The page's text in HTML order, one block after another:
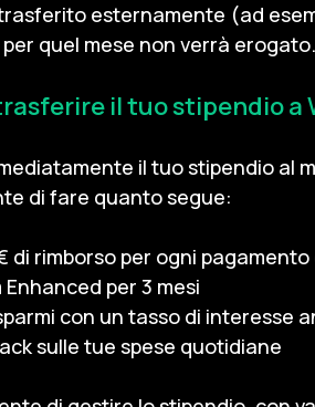
esternamente (ad
quel mese non verrà erogato.
il tuo stipendio a
il tuo stipendio al
di fare quanto segue:
di rimborso per ogni
per 3 mesi
con un tasso di interesse
sulle tue spese quotidiane